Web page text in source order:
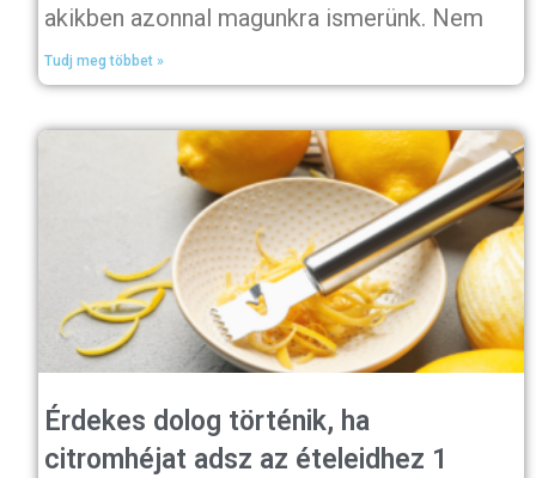
akikben azonnal magunkra ismerünk. Nem
Tudj meg többet »
Érdekes dolog történik, ha
citromhéjat adsz az ételeidhez 1